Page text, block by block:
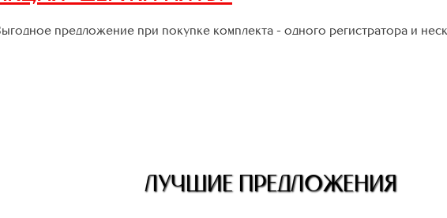
предложение при покупке комплекта - одного регистратора и
ЛУЧШИЕ ПРЕДЛОЖЕНИЯ